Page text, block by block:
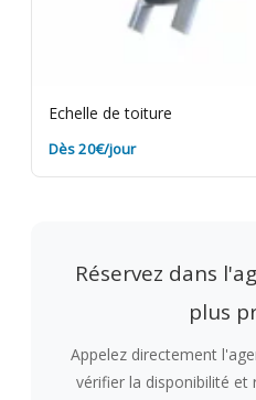
Echelle de toiture
Dès 20€/jour
Réservez dans
plus
Appelez directement
vérifier la disponibilité et